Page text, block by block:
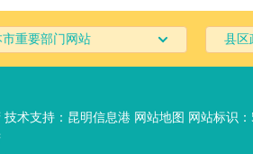
市重要部门网站 县区
术支持： 昆明信息港 网站地图 网站标识：